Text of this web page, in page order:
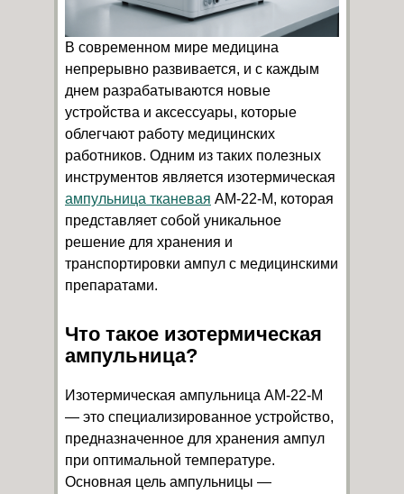
В современном мире медицина
непрерывно развивается, и с каждым
днем разрабатываются новые
устройства и аксессуары, которые
облегчают работу медицинских
работников. Одним из таких полезных
инструментов является изотермическая
ампульница тканевая AM-22-M, которая
представляет собой уникальное
решение для хранения и
транспортировки ампул с медицинскими
препаратами.
Что такое изотермическая
ампульница?
Изотермическая ампульница AM-22-M
— это специализированное устройство,
предназначенное для хранения ампул
при оптимальной температуре.
Основная цель ампульницы —